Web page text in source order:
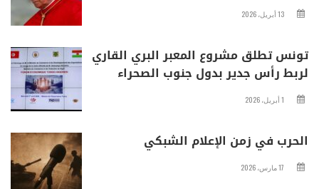
13 أبريل، 2026
تونس تطلق مشروع المعبر البري القاري
لربط رأس جدير بدول جنوب الصحراء
1 أبريل، 2026
الحرب في زمن الإعلام الشبكي
17 مارس، 2026